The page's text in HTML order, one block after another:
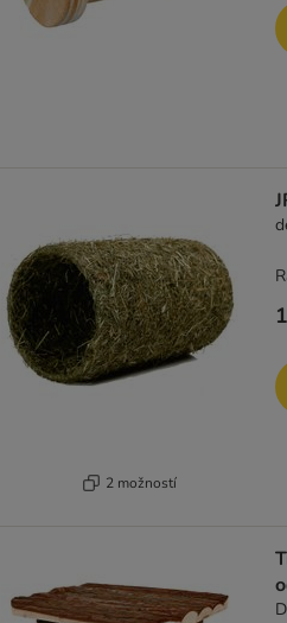
2 možností